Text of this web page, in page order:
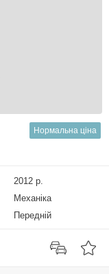
Нормальна ціна
2012 р.
Механіка
Передній